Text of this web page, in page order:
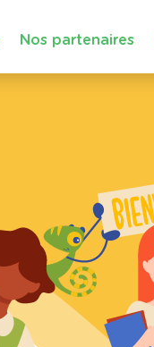
Nos partenaires